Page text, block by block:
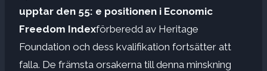
upptar den 55: e positionen i Economic
Freedom Indexförberedd av Heritage
Foundation och dess kvalifikation fortsätter att
falla. De främsta orsakerna till denna minskning